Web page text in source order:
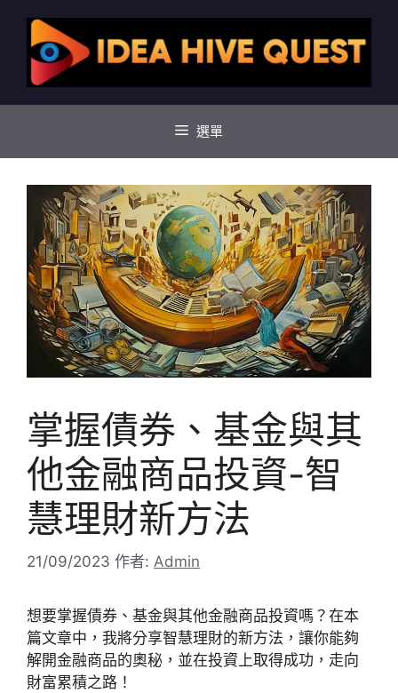
選單
掌握債券、基金與其
他金融商品投資-智
慧理財新方法
21/09/2023 作者: Admin
想要掌握債券、基金與其他金融商品投資嗎？在本
篇文章中，我將分享智慧理財的新方法，讓你能夠
解開金融商品的奧秘，並在投資上取得成功，走向
財富累積之路！